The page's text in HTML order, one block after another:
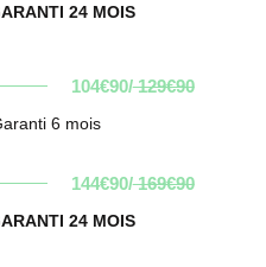
24 MOIS
104€90/129€90
6 mois
144€90/169€90
24 MOIS